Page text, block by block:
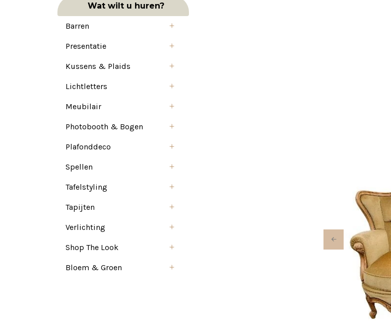
Wat wilt u huren?
Barren
Presentatie
Kussens & Plaids
Lichtletters
Meubilair
Photobooth & Bogen
Plafonddeco
Spellen
Tafelstyling
Tapijten
Verlichting
Shop The Look
Bloem & Groen
Previous